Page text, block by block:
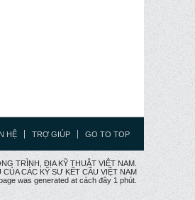
HỆ TRỢ GIÚP GO TO TOP
TRÌNH, ĐỊA KỸ THUẬT VIỆT NAM.
CÁC KỸ SƯ KẾT CÂU VIỆT NAM
was generated at cách đây 1 phút.